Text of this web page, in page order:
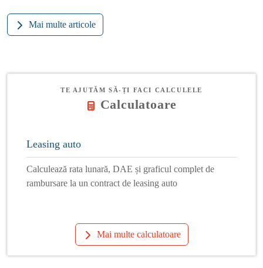
Mai multe articole
TE AJUTĂM SĂ-ȚI FACI CALCULELE
Calculatoare
Leasing auto
Calculează rata lunară, DAE și graficul complet de
rambursare la un contract de leasing auto
Mai multe calculatoare